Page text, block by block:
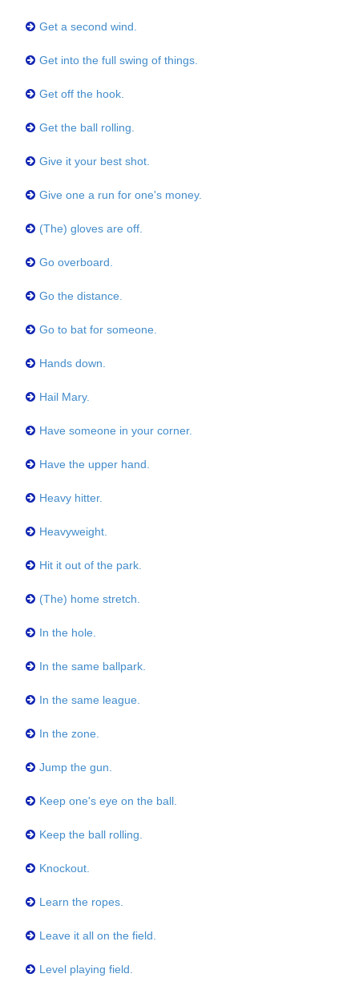
Get a second wind.
Get into the full swing of things.
Get off the hook.
Get the ball rolling.
Give it your best shot.
Give one a run for one's money.
(The) gloves are off.
Go overboard.
Go the distance.
Go to bat for someone.
Hands down.
Hail Mary.
Have someone in your corner.
Have the upper hand.
Heavy hitter.
Heavyweight.
Hit it out of the park.
(The) home stretch.
In the hole.
In the same ballpark.
In the same league.
In the zone.
Jump the gun.
Keep one's eye on the ball.
Keep the ball rolling.
Knockout.
Learn the ropes.
Leave it all on the field.
Level playing field.